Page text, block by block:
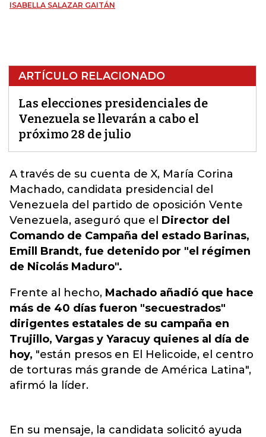
ISABELLA SALAZAR GAITÁN
ARTÍCULO RELACIONADO
Las elecciones presidenciales de
Venezuela se llevarán a cabo el
próximo 28 de julio
A través de su cuenta de X, María Corina
Machado, candidata presidencial del
Venezuela del partido de oposición Vente
Venezuela, aseguró que el Director del
Comando de Campaña del estado Barinas,
Emill Brandt, fue detenido por "el régimen
de Nicolás Maduro".
Frente al hecho, Machado añadió que hace
más de 40 días fueron "secuestrados"
dirigentes estatales de su campaña en
Trujillo, Vargas y Yaracuy quienes al día de
hoy, "están presos en El Helicoide, el centro
de torturas más grande de América Latina",
afirmó la líder.
En su mensaje, la candidata solicitó ayuda